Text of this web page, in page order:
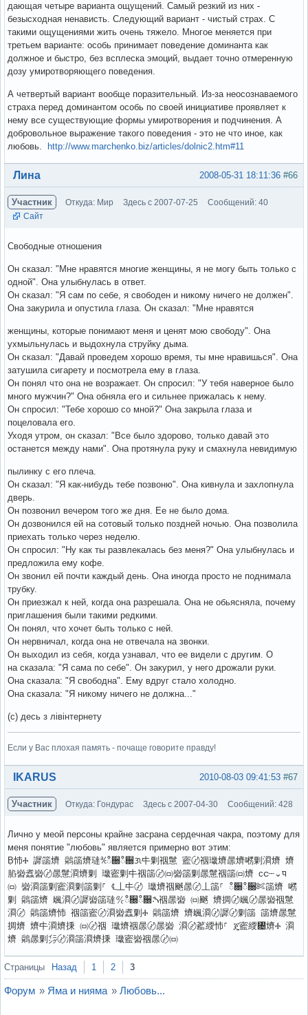
дающая четыре варианта ощущений. Самый резкий из них -
безысходная ненависть. Следующий вариант - чистый страх. С
такими ощущениями жить очень тяжело. Многое меняется при
третьем варианте: особь принимает поведение доминанта как
должное и быстро, без всплеска эмоций, выдает точно отмеренную
дозу умиротворяющего поведения.
А четвертый вариант вообще поразительный. Из-за неосознаваемого
страха перед доминантом особь по своей инициативе проявляет к
нему все существующие формы умиротворения и подчинения. А
добровольное выражение такого поведения - это не что иное, как
любовь.
http://www.marchenko.biz/articles/dolnic2.htm#11
Вне форума #66
2008-05-31 18:11:36
Лина
Участник Откуда: Мир Здесь с 2007-07-25
Сообщений: 40
Сайт
Свободные отношения
Он сказал: "Мне нравятся многие женщины, я не могу быть только с
одной". Она улыбнулась в ответ.
Он сказал: "Я сам по себе, я свободен и никому ничего не должен".
Она закурила и опустила глаза. Он сказал: "Мне нравятся
женщины, которые понимают меня и ценят мою свободу". Она
ухмыльнулась и выдохнула струйку дыма.
Он сказал: "Давай проведем хорошо время, ты мне нравишься". Она
затушила сигарету и посмотрела ему в глаза.
Он понял что она не возражает. Он спросил: "У тебя наверное было
много мужчин?" Она обняла его и сильнее прижалась к нему.
Он спросил: "Тебе хорошо со мной?" Она закрыла глаза и
поцеловала его.
Уходя утром, он сказал: "Все было здорово, только давай это
останется между нами". Она протянула руку и смахнула невидимую
пылинку с его плеча.
Он сказал: "Я как-нибудь тебе позвоню". Она кивнула и захлопнула
дверь.
Он позвонил вечером того же дня. Ее не было дома.
Он дозвонился ей на сотовый только поздней ночью. Она позволила
приехать только через неделю.
Он спросил: "Ну как ты развлекалась без меня?" Она улыбнулась и
предложила ему кофе.
Он звонил ей почти каждый день. Она иногда просто не поднимала
трубку.
Он приезжал к ней, когда она разрешала. Она не обьясняла, почему
приглашения были такими редкими.
Он понял, что хочет быть только с ней.
Он нервничал, когда она не отвечала на звонки.
Он выходил из себя, когда узнавал, что ее видели с другим. О
на сказала: "Я сама по себе". Он закурил, у него дрожали руки.
Она сказала: "Я свободна". Ему вдруг стало холодно.
Она сказала: "Я никому ничего не должна..."
(с) десь з лівінтернету
Если у Вас плохая память - почаще говорите правду!
Вне форума #67
2010-08-03 09:41:53
IKARUS
Участник Откуда: Гондурас Здесь с 2007-04-30 Сообщений: 428
Лично у меой персоны крайне засрана сердечная чакра, поэтому для
меня понятие "любовь" является примерно вот этим:
Ḅ㤄Ⰰ 䜄䈄㸄 䴄䈄㸄㼀℀ഀ਀ഀ਀ᜄ㐄㔄䄄䰄 䀄〄䄄㼄㸄㬄㸄㘄㔄㴄㸄 㸄
䐄㠄䘄㠄〄㬄䰄㴄㸄㔄 㼄䀄㔄㐄䄄䈄〄㈄㠄䈄㔄㬄䰄䄄䈄㈄㸄 ᴄင┄⌄ᤄ
㈄ 㠄㴄䈄㔄䀄㴄㔄䈄㔄⸀ ℄丄㐄〄 㼄㸄䄄䬄㬄〄丄䈄⸀ ഀ਀ഀ਀✄䈄㸄 㘄
㔄 䴄䈄㸄 㜄㴄〄䜄㠄䈄㼀℀ഀ਀ഀ਀ᔄ䄄㬄㠄 ㈄䬄 㸄㨄〄㜄〄㬄㠄䄄䰄
㴄〄 䴄䈄㸄㤄 䄄䈄䀄〄㴄㠄䘄㔄Ⰰ 䴄䈄㸄 㸄㜄㴄〄䜄〄㔄䈄 䈄㸄㬄䰄
㨄㸄 㸄㐄㴄㸄㨀 ㈄〄䄄 㼄㸄䄄㬄〄㬄㠄 㴄〄䔄䌄㤄⸀ ጄ䀄䌄㄄㸄Ⰰ 㴄
㸄 䴄㬄㔄㌄〄㴄䈄㴄㸄㨀 㼄䀄㠄䄄㬄〄㈄
Вне форума
Страницы Назад 1 2 3
Форум » Яма и нияма » Любовь...